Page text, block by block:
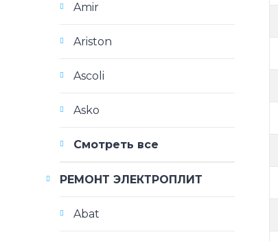
Amir
Ariston
Ascoli
Asko
Смотреть все
РЕМОНТ ЭЛЕКТРОПЛИТ
Abat